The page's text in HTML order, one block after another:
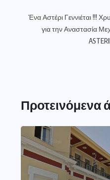
Ένα Αστέρι Γεννιέται !!!
για την Αναστασία
Προτεινόμενα